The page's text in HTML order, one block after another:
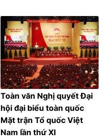
Toàn văn Nghị quyết Đại
hội đại biểu toàn quốc
Mặt trận Tổ quốc Việt
Nam lần thứ XI